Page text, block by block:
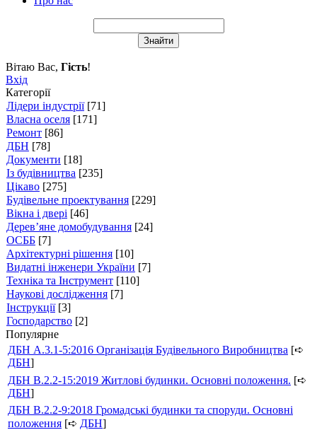
Вітаю Вас, Гість!
Вхід
Категорії
Лідери індустрії [71]
Власна оселя [171]
Ремонт [86]
ДБН [78]
Документи [18]
Із будівництва [235]
Цікаво [275]
Будівельне проектування [229]
Вікна і двері [46]
Дерев’яне домобудування [24]
ОСББ [7]
Архітектурні рішення [10]
Видатні інженери України [7]
Техніка та Інструмент [110]
Наукові дослідження [7]
Інструкції [3]
Господарство [2]
Популярне
ДБН А.3.1-5:2016 Організація Будівельного Виробництва [➪
ДБН]
ДБН В.2.2-15:2019 Житлові будинки. Основні положення. [➪
ДБН]
ДБН В.2.2-9:2018 Громадські будинки та споруди. Основні
положення [➪ ДБН]